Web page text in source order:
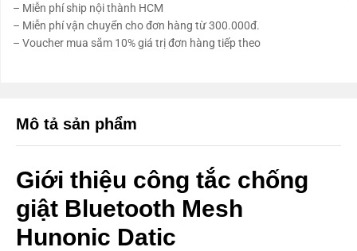
– Miễn phí ship nội thành HCM
– Miễn phí vận chuyển cho đơn hàng từ 300.000đ.
– Voucher mua sắm 10% giá trị đơn hàng tiếp theo
Mô tả sản phẩm
Giới thiệu công tắc chống
giật Bluetooth Mesh
Hunonic Datic